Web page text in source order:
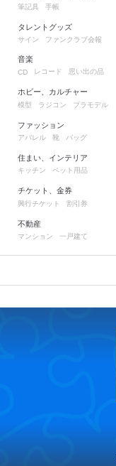
筆記具 手帳
タレントグッズ
サイン ファンクラブ会報
音楽
CD レコード 思い出の品
ホビー、カルチャー
模型 ラジコン プラモデル
ファッション
アパレル 靴 バッグ
住まい、インテリア
キッチン ペット用品
チケット、金券
興行チケット 割引券
不動産
マンション 一戸建て